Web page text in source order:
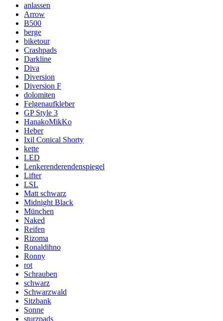
anlassen
Arrow
B500
berge
biketour
Crashpads
Darkline
Diva
Diversion
Diversion F
dolomiten
Felgenaufkleber
GP Style 3
HanakoMikKo
Heber
Ixil Conical Shorty
kette
LED
Lenkerenderendenspiegel
Lifter
LSL
Matt schwarz
Midnight Black
München
Naked
Reifen
Rizoma
Ronaldihno
Ronny
rot
Schrauben
schwarz
Schwarzwald
Sitzbank
Sonne
sturzpads